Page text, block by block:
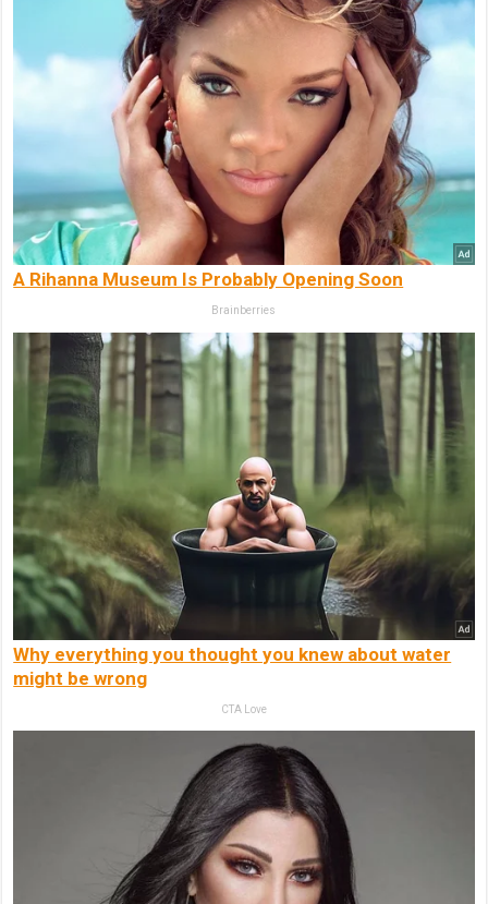
A Rihanna Museum Is Probably Opening Soon
Brainberries
Why everything you thought you knew about water
might be wrong
CTA Love